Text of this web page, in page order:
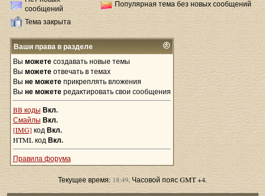
сообщений
Популярная тема без новых сообщений
Тема закрыта
Ваши права в разделе
Вы можетесоздавать новые темы
Вы можетеотвечать в темах
Вы не можетеприкреплять вложения
Вы не можетередактировать свои сообщения
BB коды Вкл.
Смайлы Вкл.
[IMG] код Вкл.
HTML код Вкл.
Правила форума
Текущее время:18:49. Часовой пояс GMT +4.